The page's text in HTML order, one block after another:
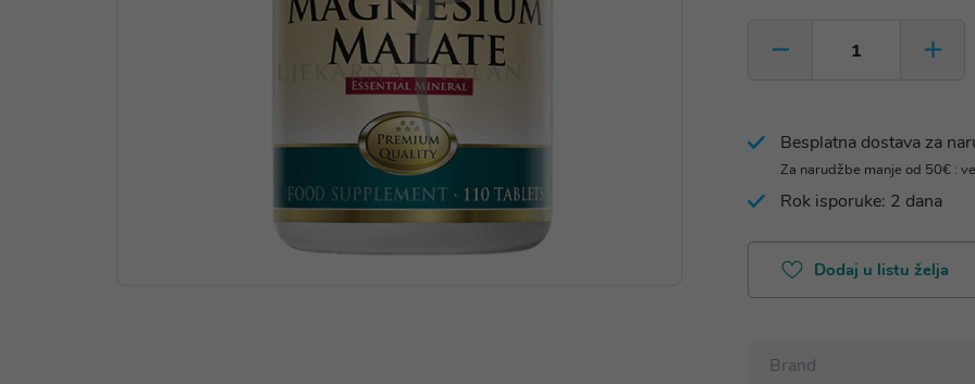
Besplatna dostava za
Za narudžbe manje od 50€ :
Rok isporuke: 2 dana
Dodaj u listu želja
Brand